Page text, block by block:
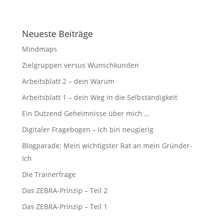
Neueste Beiträge
Mindmaps
Zielgruppen versus Wunschkunden
Arbeitsblatt 2 – dein Warum
Arbeitsblatt 1 – dein Weg in die Selbständigkeit
Ein Dutzend Geheimnisse über mich …
Digitaler Fragebogen – ich bin neugierig
Blogparade: Mein wichtigster Rat an mein Gründer-
Ich
Die Trainerfrage
Das ZEBRA-Prinzip – Teil 2
Das ZEBRA-Prinzip – Teil 1